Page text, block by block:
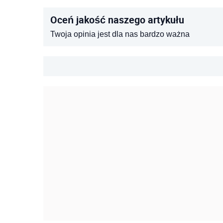
Oceń jakość naszego artykułu
Twoja opinia jest dla nas bardzo ważna